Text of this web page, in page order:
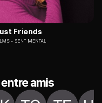
Friends
SENTIMENTAL
amis